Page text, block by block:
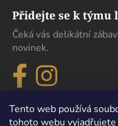
Tento web používá
tohoto webu vyjadřujete
Přidejte se k týmu
Čeká vás delikátní
novinek.